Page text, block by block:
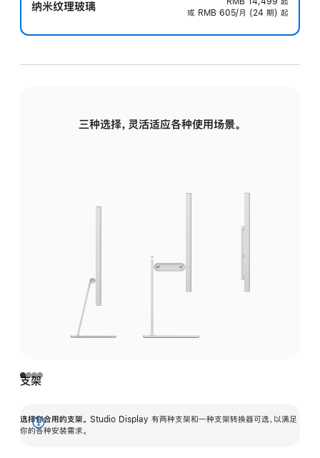
纳米纹理玻璃
或 RMB 605/月 (24 期) 起
三种选择，灵活适应各种使用场景。
支架
选择你合用的支架。 Studio Display 有两种支架和一种支架转换器可选，以满足
你的各种安装需求。
展